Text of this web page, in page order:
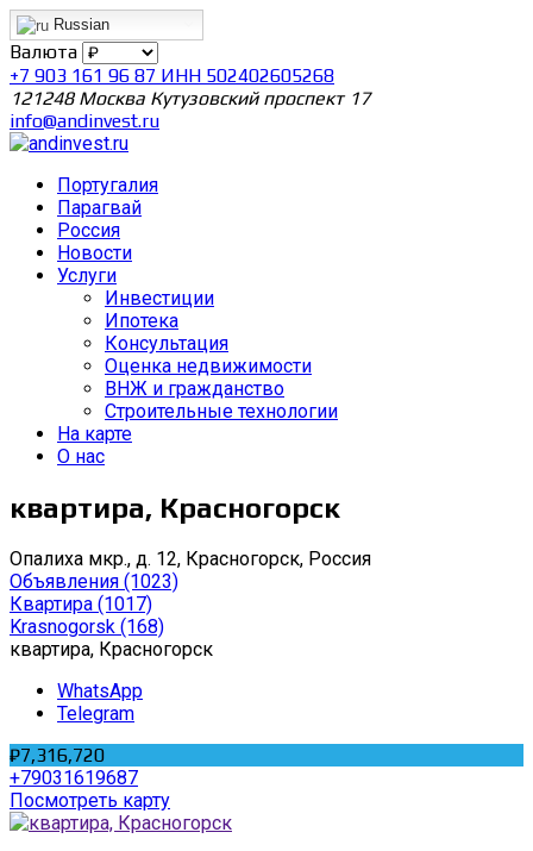
Russian
Валюта
+7 903 161 96 87 ИНН 502402605268
121248 Москва Кутузовский проспект 17
info@andinvest.ru
Португалия
Парагвай
Россия
Новости
Услуги
Инвестиции
Ипотека
Консультация
Оценка недвижимости
ВНЖ и гражданство
Строительные технологии
На карте
О нас
квартира, Красногорск
Опалиха мкр., д. 12, Красногорск, Россия
Объявления (1023)
Квартира (1017)
Krasnogorsk (168)
квартира, Красногорск
WhatsApp
Telegram
₽7,316,720
+79031619687
Посмотреть карту